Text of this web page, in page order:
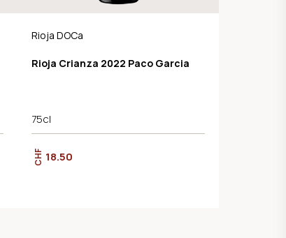
Rioja DOCa
Rioja Crianza 2022 Paco Garcia
75cl
CHF 18.50